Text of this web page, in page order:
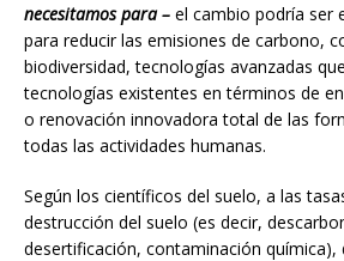
necesitamos para – el cambio podría ser
para reducir las emisiones de carbono,
biodiversidad, tecnologías avanzadas
tecnologías existentes en términos de
o renovación innovadora total de las
todas las actividades humanas.
Según los científicos del suelo, a las
destrucción del suelo (es decir,
desertificación, contaminación